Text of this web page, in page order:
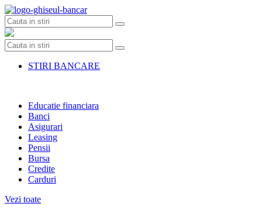
Skip
to
content
STIRI BANCARE
Educatie financiara
Banci
Asigurari
Leasing
Pensii
Bursa
Credite
Carduri
Vezi toate